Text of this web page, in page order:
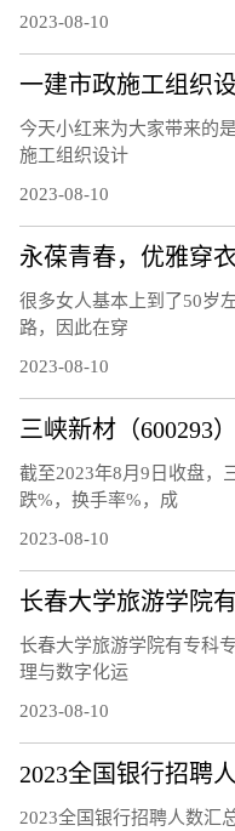
2023-08-10
今天小红来为大家带来的
施工组织设计
2023-08-10
永葆青春，优雅穿
很多女人基本上到了50岁
路，因此在穿
2023-08-10
截至2023年8月9日收盘，
跌%，换手率%，成
2023-08-10
长春大学旅游学院
长春大学旅游学院有专科
理与数字化运
2023-08-10
2023全国银行招聘
2023全国银行招聘人数汇